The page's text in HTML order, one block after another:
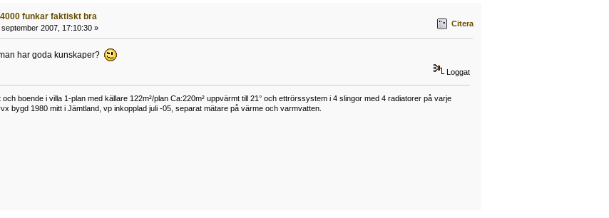
funkar faktiskt bra
september 2007, 17:10:30 » Citera
har goda kunskaper?
Loggat
boende i villa 1-plan med källare 122m²/plan Ca:220m² uppvärmt till 21° och ettrörssystem i 4 slingor med 4 radiatorer på varje
bygd 1980 mitt i Jämtland, vp inkopplad juli -05, separat mätare på värme och varmvatten.